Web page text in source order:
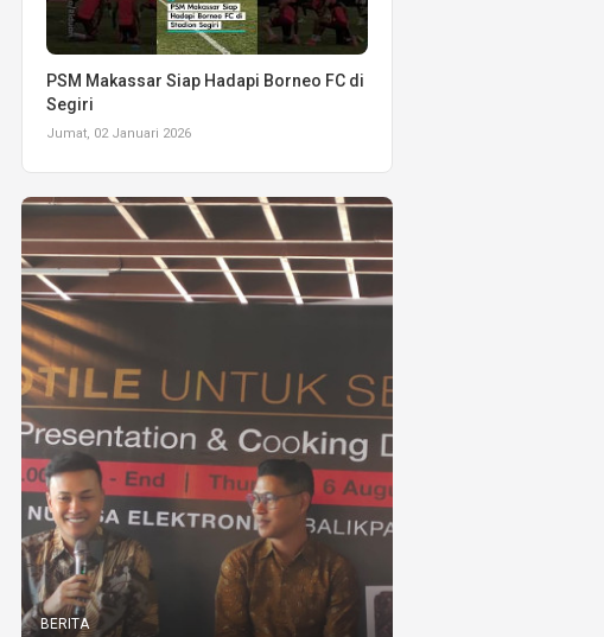
PSM Makassar Siap Hadapi Borneo FC di
Segiri
Jumat, 02 Januari 2026
BERITA